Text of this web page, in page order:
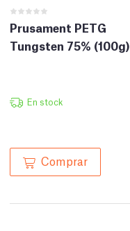
Prusament PETG
Tungsten 75% (100g)
En stock
Comprar